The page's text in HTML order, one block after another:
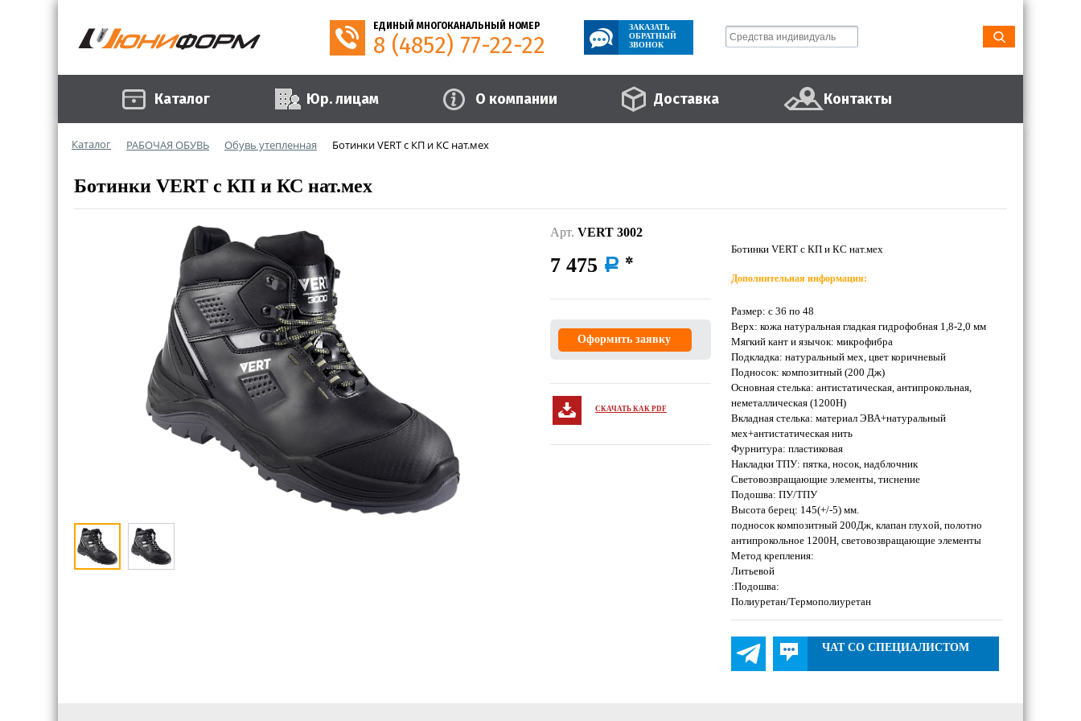
ЕДИНЫЙ МНОГОКАНАЛЬНЫЙ НОМЕР
8 (4852) 77-22-22
ЗАКАЗАТЬ
ОБРАТНЫЙ
ЗВОНОК
Каталог Юр. лицам О компании Доставка Контакты
Каталог РАБОЧАЯ ОБУВЬ Обувь утепленная Ботинки VERT с КП и КС нат.мех
Ботинки VERT с КП и КС нат.мех
Арт. VERT 3002
7 475 a
Оформить заявку
СКАЧАТЬ КАК PDF
Ботинки VERT с КП и КС нат.мех
Дополнительная информация:
Размер: с 36 по 48
Верх: кожа натуральная гладкая гидрофобная 1,8-2,0 мм
Мягкий кант и язычок: микрофибра
Подкладка: натуральный мех, цвет коричневый
Подносок: композитный (200 Дж)
Основная стелька: антистатическая, антипрокольная,
неметаллическая (1200H)
Вкладная стелька: материал ЭВА+натуральный
мех+антистатическая нить
Фурнитура: пластиковая
Накладки ТПУ: пятка, носок, надблочник
Cветовозвращающие элементы, тиснение
Подошва: ПУ/ТПУ
Высота берец: 145(+/-5) мм.
подносок композитный 200Дж, клапан глухой, полотно
антипрокольное 1200Н, световозвращающие элементы
Метод крепления:
Литьевой
:Подошва:
Полиуретан/Термополиуретан
ЧАТ СО СПЕЦИАЛИСТОМ